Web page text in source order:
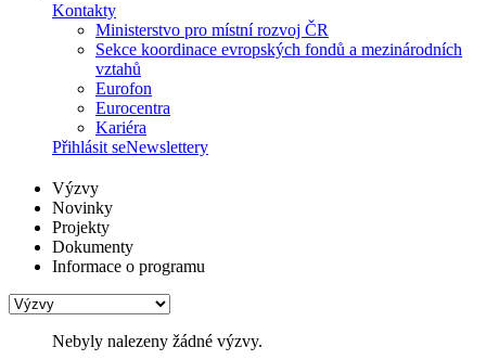
Kontakty
Ministerstvo pro místní rozvoj ČR
Sekce koordinace evropských fondů a mezinárodních
vztahů
Eurofon
Eurocentra
Kariéra
Přihlásit seNewslettery
Výzvy
Novinky
Projekty
Dokumenty
Informace o programu
Nebyly nalezeny žádné výzvy.